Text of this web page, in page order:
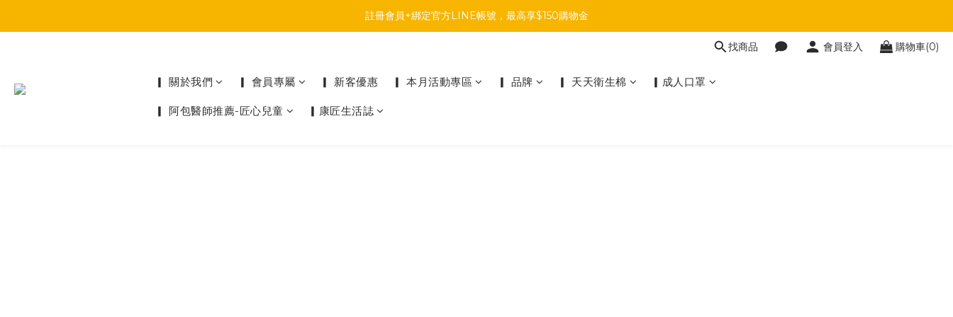
註冊會員+綁定官方LINE帳號，最高享$150購物金
註冊會員+綁定官方LINE帳號，最高享$150購物金
註冊會員+綁定官方LINE帳號，最高享$150購物金
找商品 會員登入 購物車(0)
▎ 關於我們 ▎ 會員專屬 ▎ 新客優惠 ▎ 本月活動專區 ▎ 品牌 ▎ 天天衛生棉 ▎成人口罩
▎ 阿包醫師推薦-匠心兒童 ▎康匠生活誌